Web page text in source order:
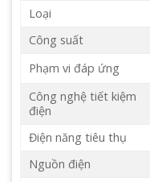
Loại
Công suất
Phạm vi đáp ứng
Công nghệ tiết kiệm
điện
Điện năng tiêu thụ
Nguồn điện